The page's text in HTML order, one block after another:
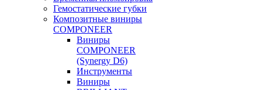
Гемостатические губки
Композитные виниры
COMPONEER
Виниры
COMPONEER
(Synergy D6)
Инструменты
Виниры